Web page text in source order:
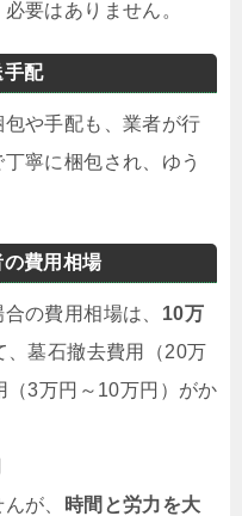
要はありません。
手配
や手配も、業者が行
寧に梱包され、ゆう
費用相場
の費用相場は、 10万
、墓石撤去費用（20万
（3万円～10万円）がか
が、
時間と労力を大